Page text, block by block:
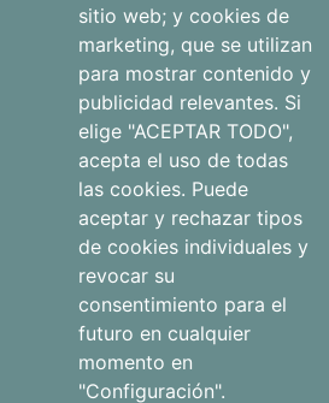
sitio web; y cookies de
marketing, que se utilizan
para mostrar contenido y
publicidad relevantes. Si
elige "ACEPTAR TODO",
acepta el uso de todas
las cookies. Puede
aceptar y rechazar tipos
de cookies individuales y
revocar su
consentimiento para el
futuro en cualquier
momento en
"Configuración".
Blog
Qué hacer
Tienda
Aviso legal
Política de
privacidad
Política de